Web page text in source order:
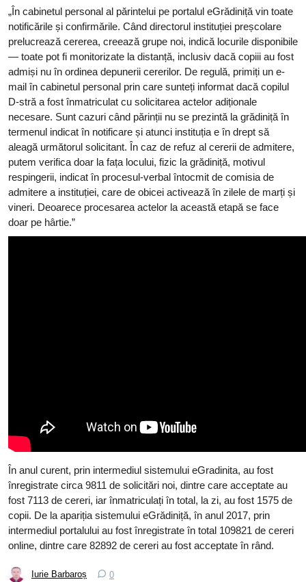
„În cabinetul personal al părintelui pe portalul eGrădiniță vin toate
notificările și confirmările. Când directorul instituției preșcolare
prelucrează cererea, creează grupe noi, indică locurile disponibile
— toate pot fi monitorizate la distanță, inclusiv dacă copiii au fost
admiși nu în ordinea depunerii cererilor. De regulă, primiți un e-
mail în cabinetul personal prin care sunteți informat dacă copilul
D-stră a fost înmatriculat cu solicitarea actelor adiționale
necesare. Sunt cazuri când părinții nu se prezintă la grădiniță în
termenul indicat în notificare și atunci instituția e în drept să
aleagă următorul solicitant. În caz de refuz al cererii de admitere,
putem verifica doar la fața locului, fizic la grădiniță, motivul
respingerii, indicat în procesul-verbal întocmit de comisia de
admitere a instituției, care de obicei activează în zilele de marți și
vineri. Deoarece procesarea actelor la această etapă se face
doar pe hârtie.”
În anul curent, prin intermediul sistemului eGradinita, au fost
înregistrate circa 9811 de solicitări noi, dintre care acceptate au
fost 7113 de cereri, iar înmatriculați în total, la zi, au fost 1575 de
copii. De la apariția sistemului eGrădiniță, în anul 2017, prin
intermediul portalului au fost înregistrate în total 109821 de cereri
online, dintre care 82892 de cereri au fost acceptate în rând.
Iurie Barbaroș 0